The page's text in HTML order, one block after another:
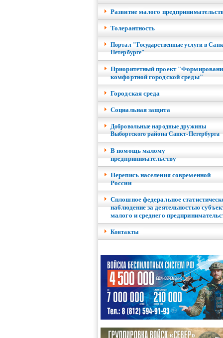
Развитие малого
Толерантность
Портал "Государственные услуги в
Петербурге"
Приоритетный проект
комфортной городской среды"
Городская среда
Социальная защита
Добровольные народные дружины
Выборгского района Санкт-Петербурга
В помощь малому
предпринимательству
Перепись населения современной
России
Сплошное федеральное
наблюдение за деятельностью
малого и среднего
Контакты